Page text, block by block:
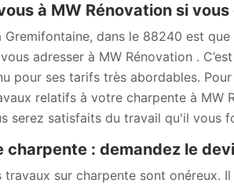
à MW Rénovation si
Gremifontaine, dans le 88240 est
adresser à MW Rénovation .
pour ses tarifs très abordables.
relatifs à votre charpente à MW
serez satisfaits du travail qu'il vous
charpente : demandez le
travaux sur charpente sont onéreux.